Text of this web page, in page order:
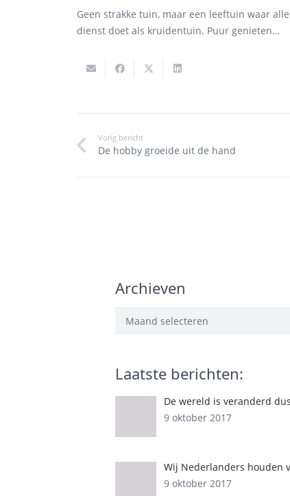
Geen strakke tuin, maar een leeftuin waar
dienst doet als kruidentuin. Puur genieten…
Vorig bericht
De hobby groeide uit de hand
Archieven
Archieven
Laatste berichten:
De wereld is veranderd
9 oktober 2017
Wij Nederlanders houden
9 oktober 2017